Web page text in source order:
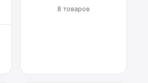
8 товаров